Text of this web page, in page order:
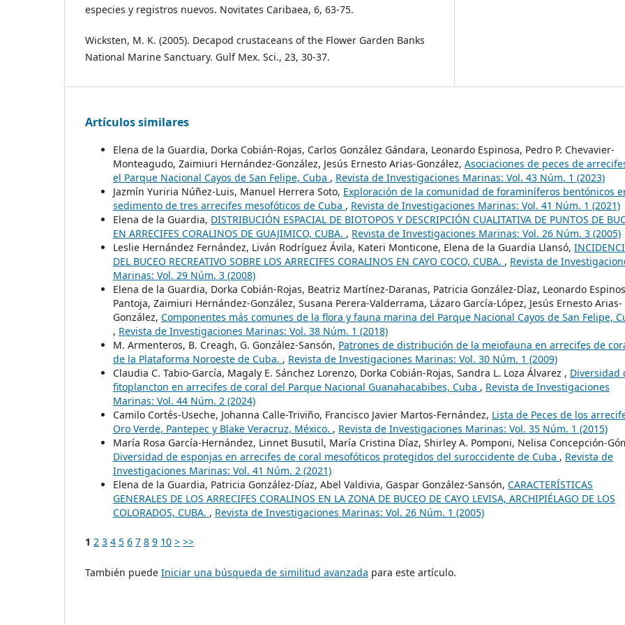
especies y registros nuevos. Novitates Caribaea, 6, 63-75.
Wicksten, M. K. (2005). Decapod crustaceans of the Flower Garden Banks
National Marine Sanctuary. Gulf Mex. Sci., 23, 30-37.
Artículos similares
Elena de la Guardia, Dorka Cobián-Rojas, Carlos González Gándara, Leonardo Espinosa, Pedro P. Chevavier-
Monteagudo, Zaimiuri Hernández-González, Jesús Ernesto Arias-González, Asociaciones de peces de
el Parque Nacional Cayos de San Felipe, Cuba , Revista de Investigaciones Marinas: Vol. 43 Núm. 1 (2023)
Jazmín Yuriria Núñez-Luis, Manuel Herrera Soto, Exploración de la comunidad de foraminíferos bentónicos
sedimento de tres arrecifes mesofóticos de Cuba , Revista de Investigaciones Marinas: Vol. 41 Núm. 1 (2021)
Elena de la Guardia, DISTRIBUCIÓN ESPACIAL DE BIOTOPOS Y DESCRIPCIÓN CUALITATIVA DE PUNTOS DE
EN ARRECIFES CORALINOS DE GUAJIMICO, CUBA. , Revista de Investigaciones Marinas: Vol. 26 Núm. 3 (2005)
Leslie Hernández Fernández, Liván Rodríguez Ávila, Kateri Monticone, Elena de la Guardia Llansó,
DEL BUCEO RECREATIVO SOBRE LOS ARRECIFES CORALINOS EN CAYO COCO, CUBA. , Revista de
Marinas: Vol. 29 Núm. 3 (2008)
Elena de la Guardia, Dorka Cobián-Rojas, Beatriz Martínez-Daranas, Patricia González-Díaz, Leonardo
Pantoja, Zaimiuri Hernández-González, Susana Perera-Valderrama, Lázaro García-López, Jesús Ernesto Arias-
González, Componentes más comunes de la flora y fauna marina del Parque Nacional Cayos de San Felipe,
, Revista de Investigaciones Marinas: Vol. 38 Núm. 1 (2018)
M. Armenteros, B. Creagh, G. González-Sansón, Patrones de distribución de la meiofauna en arrecifes de
de la Plataforma Noroeste de Cuba. , Revista de Investigaciones Marinas: Vol. 30 Núm. 1 (2009)
Claudia C. Tabio-García, Magaly E. Sánchez Lorenzo, Dorka Cobián-Rojas, Sandra L. Loza Álvarez , Diversidad
fitoplancton en arrecifes de coral del Parque Nacional Guanahacabibes, Cuba , Revista de Investigaciones
Marinas: Vol. 44 Núm. 2 (2024)
Camilo Cortés-Useche, Johanna Calle-Triviño, Francisco Javier Martos-Fernández, Lista de Peces de los
Oro Verde, Pantepec y Blake Veracruz, México. , Revista de Investigaciones Marinas: Vol. 35 Núm. 1 (2015)
María Rosa García-Hernández, Linnet Busutil, María Cristina Díaz, Shirley A. Pomponi, Nelisa Concepción-
Diversidad de esponjas en arrecifes de coral mesofóticos protegidos del suroccidente de Cuba , Revista de
Investigaciones Marinas: Vol. 41 Núm. 2 (2021)
Elena de la Guardia, Patricia González-Díaz, Abel Valdivia, Gaspar González-Sansón, CARACTERÍSTICAS
GENERALES DE LOS ARRECIFES CORALINOS EN LA ZONA DE BUCEO DE CAYO LEVISA, ARCHIPIÉLAGO DE LOS
COLORADOS, CUBA. , Revista de Investigaciones Marinas: Vol. 26 Núm. 1 (2005)
1 2 3 4 5 6 7 8 9 10 > >>
También puede Iniciar una búsqueda de similitud avanzada para este artículo.